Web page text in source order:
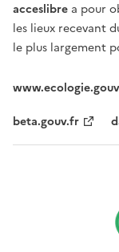
acceslibre a pour
les lieux recevant
le plus largement
beta.gouv.fr